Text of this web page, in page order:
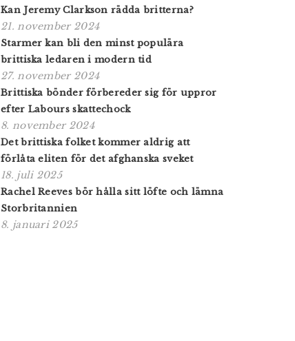
Kan Jeremy Clarkson rädda britterna?
21. november 2024
Starmer kan bli den minst populära
brittiska ledaren i modern tid
27. november 2024
Brittiska bönder förbereder sig för uppror
efter Labours skattechock
8. november 2024
Det brittiska folket kommer aldrig att
förlåta eliten för det afghanska sveket
18. juli 2025
Rachel Reeves bör hålla sitt löfte och lämna
Storbritannien
8. januari 2025